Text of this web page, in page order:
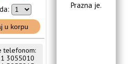
u korpu
telefonom:
3055010
Prazna je.